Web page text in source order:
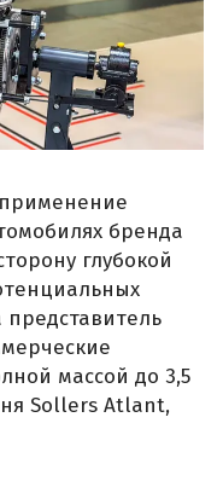
бренда
глубокой
представитель
массой до 3,5
Sollers Atlant,